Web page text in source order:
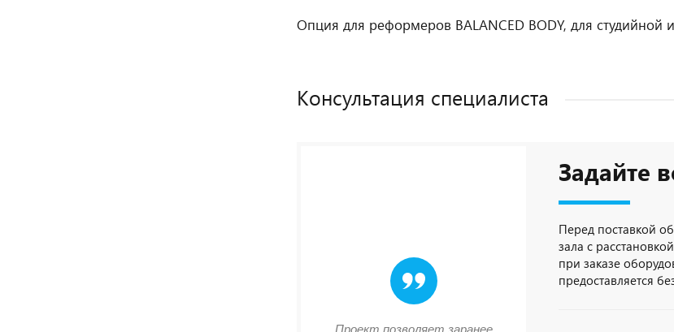
Опция для реформеров BALANCED BODY, для
Консультация специалиста
Задайте
Перед поставкой
зала с
при заказе
предоставляется
Проект позволяет заранее